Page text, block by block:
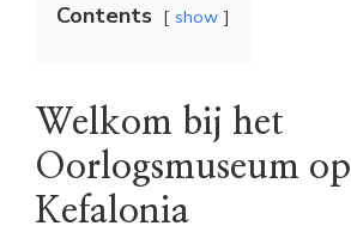
Contents show
Welkom bij het
Oorlogsmuseum op
Kefalonia